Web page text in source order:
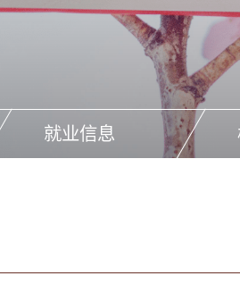
就业信息